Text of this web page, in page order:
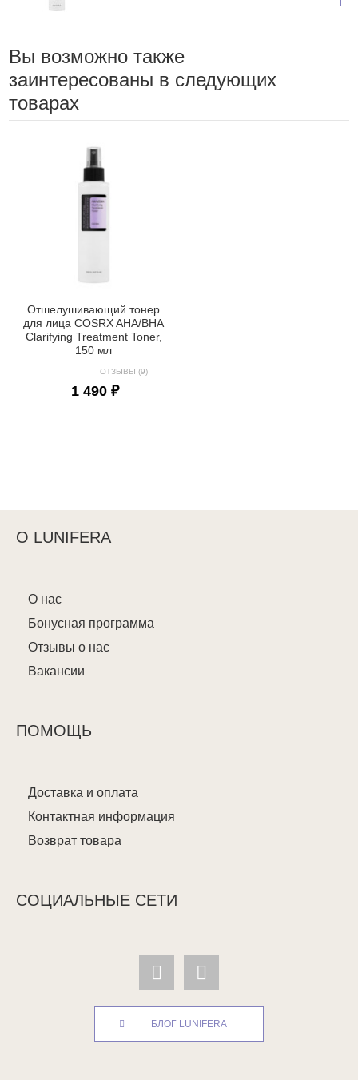
Вы возможно также
заинтересованы в следующих
товарах
Отшелушивающий тонер
для лица COSRX AHA/BHA
Clarifying Treatment Toner,
150 мл
ОТЗЫВЫ (9)
1 490 ₽
О LUNIFERA
О нас
Бонусная программа
Отзывы о нас
Вакансии
ПОМОЩЬ
Доставка и оплата
Контактная информация
Возврат товара
СОЦИАЛЬНЫЕ СЕТИ
БЛОГ LUNIFERA